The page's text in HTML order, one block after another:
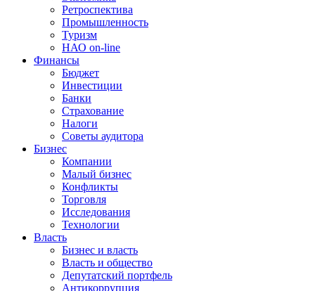
Ретроспектива
Промышленность
Туризм
НАО on-line
Финансы
Бюджет
Инвестиции
Банки
Страхование
Налоги
Советы аудитора
Бизнес
Компании
Малый бизнес
Конфликты
Торговля
Исследования
Технологии
Власть
Бизнес и власть
Власть и общество
Депутатский портфель
Антикоррупция